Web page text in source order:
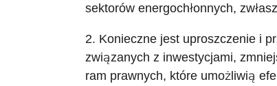
sektorów energochłonnych,
2. Konieczne jest uproszczenie i
związanych z inwestycjami,
ram prawnych, które umożliwią